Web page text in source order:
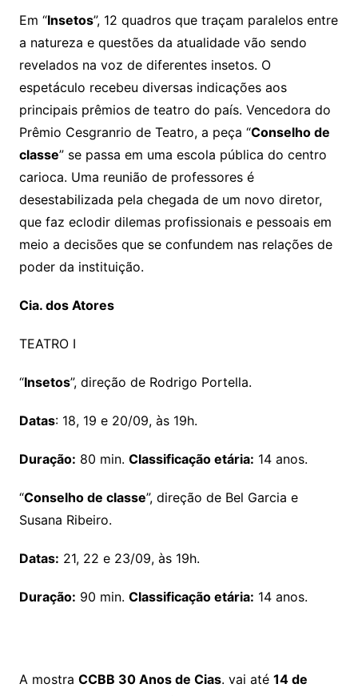
Em “Insetos”, 12 quadros que traçam paralelos entre
a natureza e questões da atualidade vão sendo
revelados na voz de diferentes insetos. O
espetáculo recebeu diversas indicações aos
principais prêmios de teatro do país. Vencedora do
Prêmio Cesgranrio de Teatro, a peça “Conselho de
classe” se passa em uma escola pública do centro
carioca. Uma reunião de professores é
desestabilizada pela chegada de um novo diretor,
que faz eclodir dilemas profissionais e pessoais em
meio a decisões que se confundem nas relações de
poder da instituição.
Cia. dos Atores
TEATRO I
“Insetos”, direção de Rodrigo Portella.
Datas: 18, 19 e 20/09, às 19h.
Duração: 80 min. Classificação etária: 14 anos.
“Conselho de classe”, direção de Bel Garcia e
Susana Ribeiro.
Datas: 21, 22 e 23/09, às 19h.
Duração: 90 min. Classificação etária: 14 anos.
A mostra CCBB 30 Anos de Cias. vai até 14 de